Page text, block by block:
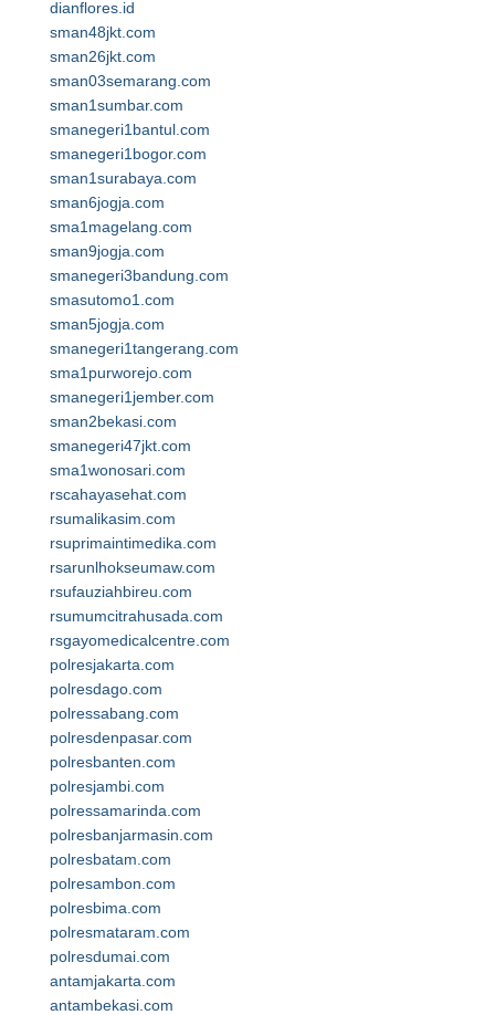
dianflores.id
sman48jkt.com
sman26jkt.com
sman03semarang.com
sman1sumbar.com
smanegeri1bantul.com
smanegeri1bogor.com
sman1surabaya.com
sman6jogja.com
sma1magelang.com
sman9jogja.com
smanegeri3bandung.com
smasutomo1.com
sman5jogja.com
smanegeri1tangerang.com
sma1purworejo.com
smanegeri1jember.com
sman2bekasi.com
smanegeri47jkt.com
sma1wonosari.com
rscahayasehat.com
rsumalikasim.com
rsuprimaintimedika.com
rsarunlhokseumaw.com
rsufauziahbireu.com
rsumumcitrahusada.com
rsgayomedicalcentre.com
polresjakarta.com
polresdago.com
polressabang.com
polresdenpasar.com
polresbanten.com
polresjambi.com
polressamarinda.com
polresbanjarmasin.com
polresbatam.com
polresambon.com
polresbima.com
polresmataram.com
polresdumai.com
antamjakarta.com
antambekasi.com